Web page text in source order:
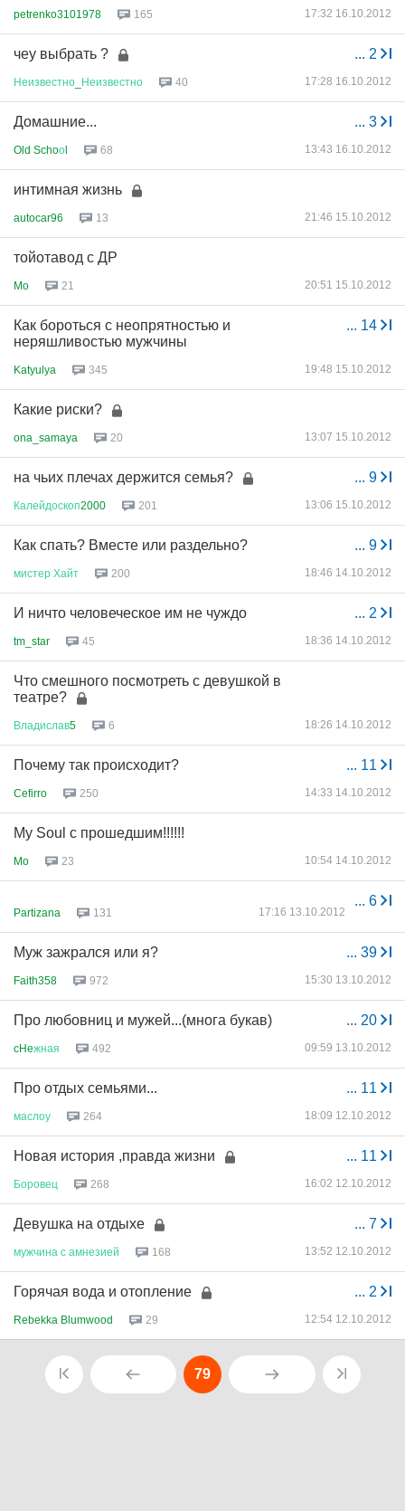
petrenko3101978 165 17:32 16.10.2012
... 2
чеу выбрать ?
Неизвестно Неизвестно 40 17:28 16.10.2012
... 3
Домашние...
Old Schoоl 68 13:43 16.10.2012
интимная жизнь
autocar96 13 21:46 15.10.2012
тойотавод с ДР
Mo 21 20:51 15.10.2012
... 14
Как бороться с неопрятностью и
неряшливостью мужчины
Katyulya 345 19:48 15.10.2012
Какие риски?
ona_samaya 20 13:07 15.10.2012
... 9
на чьих плечах держится семья?
Калейдоскоп2000 201 13:06 15.10.2012
... 9
Как спать? Вместе или раздельно?
мистер Хайт 200 18:46 14.10.2012
... 2
И ничто человеческое им не чуждо
tm_star 45 18:36 14.10.2012
Что смешного посмотреть с девушкой в
театре?
Владислав5 6 18:26 14.10.2012
... 11
Почему так происходит?
Cefirro 250 14:33 14.10.2012
My Soul с прошедшим!!!!!!
Mo 23 10:54 14.10.2012
... 6
Partizana 131 17:16 13.10.2012
... 39
Муж зажрался или я?
Faith358 972 15:30 13.10.2012
... 20
Про любовниц и мужей...(многа букав)
cHeжная 492 09:59 13.10.2012
... 11
Про отдых семьями...
маслоу 264 18:09 12.10.2012
... 11
Новая история ,правда жизни
Боровец 268 16:02 12.10.2012
... 7
Девушка на отдыхе
мужчина с амнезией 168 13:52 12.10.2012
... 2
Горячая вода и отопление
Rebekka Blumwood 29 12:54 12.10.2012
79